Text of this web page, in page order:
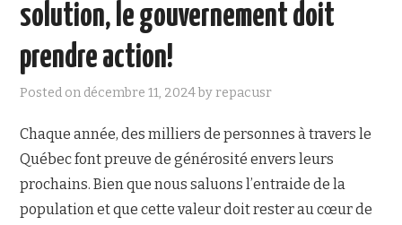
L’ÉDUCATION POPULAIRE AUTONOME
FAIRE UN DON !
NOUS JOINDRE
solution, le gouvernement doit
prendre action!
Posted on décembre 11, 2024byrepacusr
Chaque année, des milliers de personnes à travers le
Québec font preuve de générosité envers leurs
prochains. Bien que nous saluons l’entraide de la
population et que cette valeur doit rester au cœur de